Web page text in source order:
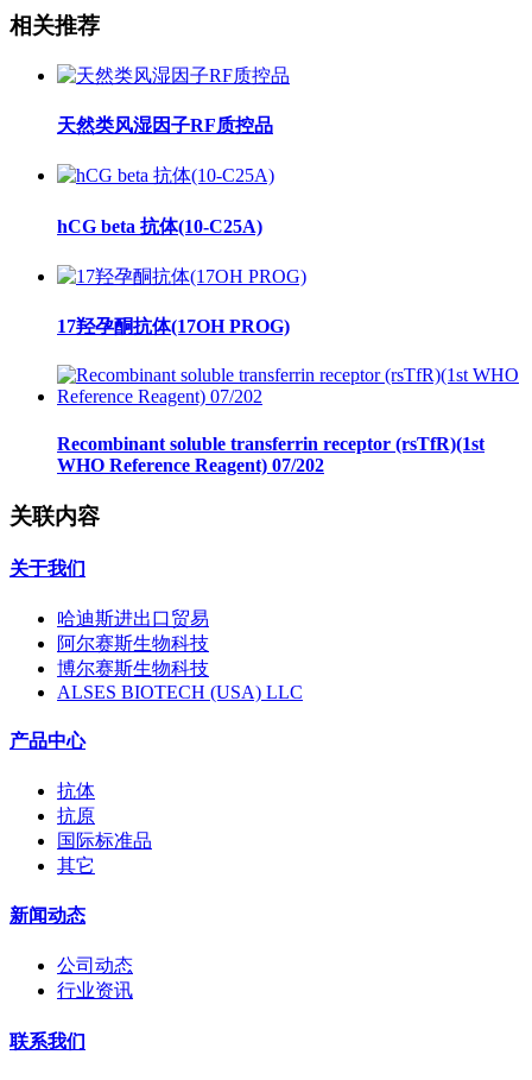
相关推荐
天然类风湿因子RF质控品
hCG beta 抗体(10-C25A)
17羟孕酮抗体(17OH PROG)
Recombinant soluble transferrin receptor (rsTfR)(1st
WHO Reference Reagent) 07/202
关联内容
关于我们
哈迪斯进出口贸易
阿尔赛斯生物科技
博尔赛斯生物科技
ALSES BIOTECH (USA) LLC
产品中心
抗体
抗原
国际标准品
其它
新闻动态
公司动态
行业资讯
联系我们